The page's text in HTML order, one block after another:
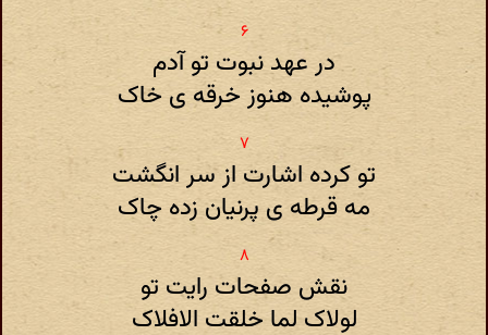
در عهد نبوت تو آدم
پوشیده هنوز خرقه ی خاک
تو کرده اشارت از سر انگشت
مه قرطه ی پرنیان زده چاک
نقش صفحات رایت تو
لولاک لما خلقت الافلاک